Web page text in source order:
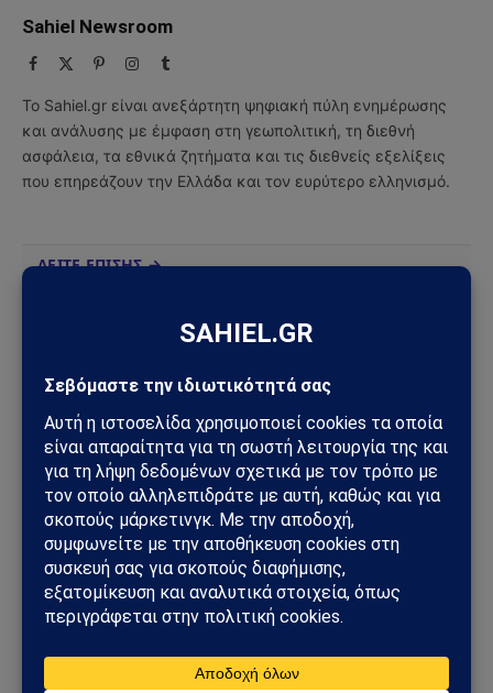
Sahiel Newsroom
Facebook PinterestInstagram
Tumblr
Το Sahiel.gr είναι ανεξάρτητη ψηφιακή πύλη ενημέρωσης
και ανάλυσης με έμφαση στη γεωπολιτική, τη διεθνή
ασφάλεια, τα εθνικά ζητήματα και τις διεθνείς εξελίξεις
που επηρεάζουν την Ελλάδα και τον ευρύτερο ελληνισμό.
ΔΕΙΤΕ ΕΠΙΣΗΣ →
ΟΙΚΟΝΟΜΊΑ
Προειδοποίηση Στουρνάρα για τις συντάξεις: «Οι
δημόσιες παροχές δεν θα επαρκούν στο μέλλον»
18/06/2026